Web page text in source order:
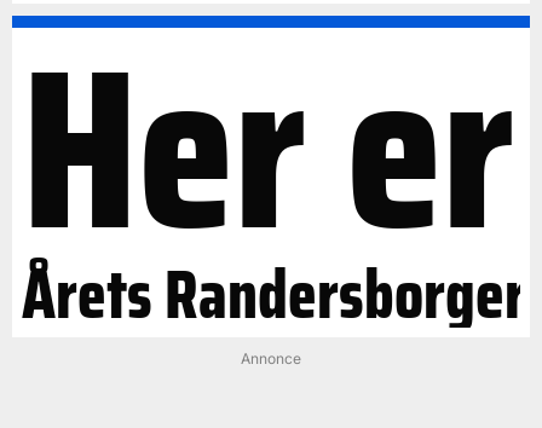
Her er
Årets Randersborger
Annonce